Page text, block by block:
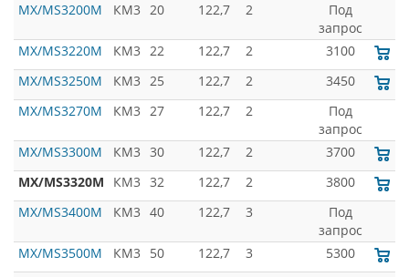
MX/MS3200M
КМ3 20 122,7 2
Под
запрос
MX/MS3220M
КМ3 22 122,7 2
3100
MX/MS3250M
КМ3 25 122,7 2
3450
MX/MS3270M
КМ3 27 122,7 2
Под
запрос
MX/MS3300M
КМ3 30 122,7 2
3700
MX/MS3320M
КМ3 32 122,7 2
3800
MX/MS3400M
КМ3 40 122,7 3
Под
запрос
MX/MS3500M
КМ3 50 122,7 3
5300